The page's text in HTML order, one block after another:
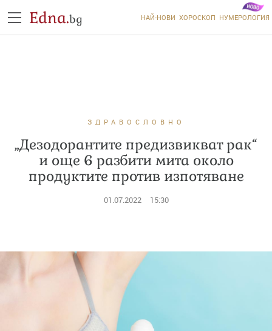
Edna.bg НАЙ-НОВИ ХОРОСКОП НУМЕРОЛОГИЯ
ЗДРАВОСЛОВНО
„Дезодорантите предизвикват рак“
и още 6 разбити мита около
продуктите против изпотяване
01.07.2022 15:30